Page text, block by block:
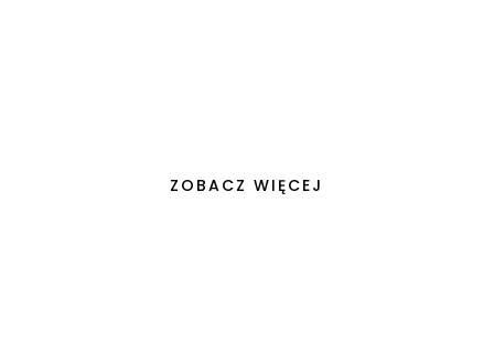
ZOBACZ WIĘCEJ